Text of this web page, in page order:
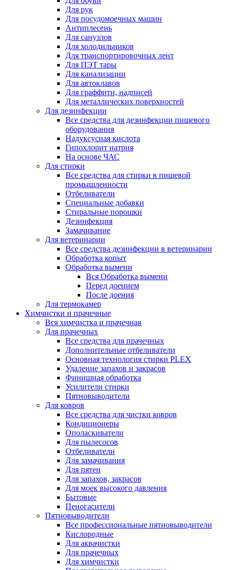
Для рук
Для посудомоечных машин
Антиплесень
Для санузлов
Для холодильников
Для транспортировочных лент
Для ПЭТ тары
Для канализации
Для автоклавов
Для граффити, надписей
Для металлических поверхностей
Для дезинфекции
Все средства для дезинфекции пищевого
оборудования
Надуксусная кислота
Гипохлорит натрия
На основе ЧАС
Для стирки
Все средства для стирки в пищевой
промышленности
Отбеливатели
Специальные добавки
Стиральные порошки
Дезинфекция
Замачивание
Для ветеринарии
Все средства дезинфекции в ветеринарии
Обработка копыт
Обработка вымени
Вся Обработка вымени
Перед доением
После доения
Для термокамер
Химчистки и прачечные
Вся химчистка и прачечная
Для прачечных
Все средства для прачечных
Дополнительные отбеливатели
Основная технология стирки PLEX
Удаление запахов и закрасов
Финишная обработка
Усилители стирки
Пятновыводители
Для ковров
Все средства для чистки ковров
Кондиционеры
Ополаскиватели
Для пылесосов
Отбеливатели
Для замачивания
Для пятен
Для запахов, закрасов
Для моек высокого давления
Бытовые
Пеногасители
Пятновыводители
Все профессиональные пятновыводители
Кислородные
Для аквачистки
Для прачечных
Для химчистки